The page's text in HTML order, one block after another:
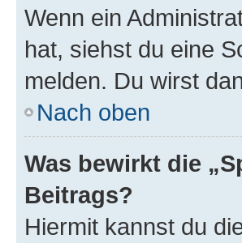
Wenn ein
hat, siehst du eine
melden. Du wirst
Nach oben
Was bewirkt die
Beitrags?
Hiermit kannst du